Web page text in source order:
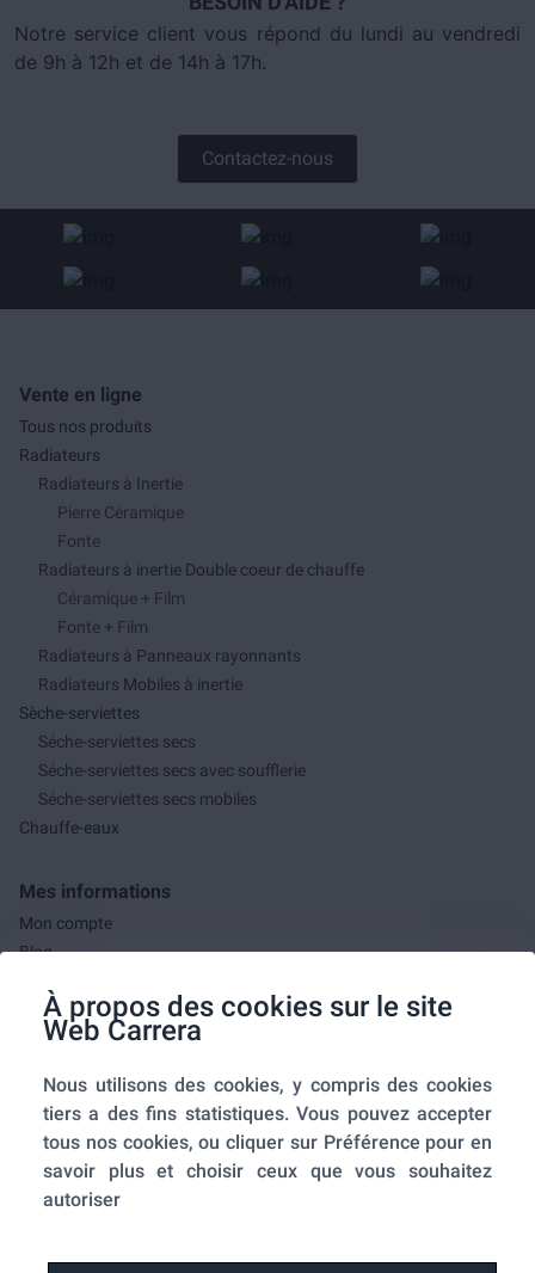
À propos des cookies sur le site
Web Carrera
Nous utilisons des cookies, y compris des cookies
tiers a des fins statistiques. Vous pouvez accepter
tous nos cookies, ou cliquer sur Préférence pour en
savoir plus et choisir ceux que vous souhaitez
autoriser
Notre service client vous répond du lundi au vendredi
de 9h à 12h et de 14h à 17h.
Contactez-nous
Vente en ligne
Tous nos produits
Radiateurs
Radiateurs à Inertie
Pierre Céramique
Fonte
Radiateurs à inertie Double coeur de chauffe
Céramique + Film
Fonte + Film
Radiateurs à Panneaux rayonnants
Radiateurs Mobiles à inertie
Sèche-serviettes
Séche-serviettes secs
Séche-serviettes secs avec soufflerie
Séche-serviettes secs mobiles
Chauffe-eaux
Mes informations
Mon compte
Blog
Mes commandes
A propos de nous
A propos
Mentions légales
Conditions générales de ventes
Utilisation des cookies